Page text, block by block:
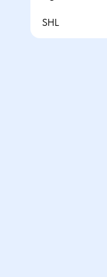
SHL